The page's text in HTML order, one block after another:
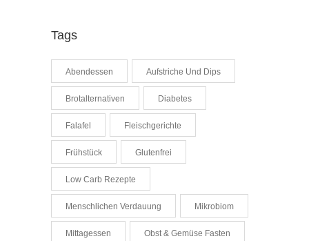
Tags
Abendessen Aufstriche Und Dips
Brotalternativen Diabetes
Falafel Fleischgerichte
Frühstück Glutenfrei
Low Carb Rezepte
Menschlichen Verdauung Mikrobiom
Mittagessen Obst & Gemüse Fasten